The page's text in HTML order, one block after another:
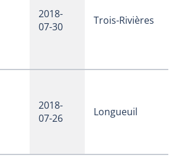
2018-
07-30
Trois-Rivières
2018-
07-26
Longueuil